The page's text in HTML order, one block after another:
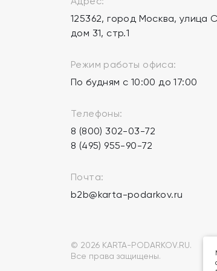
125362, город Москва, улица
дом 31, стр.1
Режим работы офиса:
По будням с 10:00 до 17:00
Телефоны:
8 (800) 302-03-72
8 (495) 955-90-72
Почта:
b2b@karta-podarkov.ru
© 2026 KARTA-PODARKOV.RU.
Все права защищены.